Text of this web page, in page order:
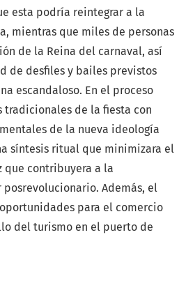
esta podría reintegrar a la
mientras que miles de personas
de la Reina del carnaval, así
de desfiles y bailes previstos
escandaloso. En el proceso
tradicionales de la fiesta con
de la nueva ideología
síntesis ritual que minimizara el
que contribuyera a la
Además, el
para el comercio
del turismo en el puerto de